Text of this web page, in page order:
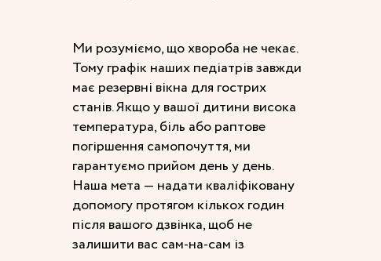
Ми розуміємо, що хвороба не чекає.
Тому графік наших педіатрів завжди
має резервні вікна для гострих
станів. Якщо у вашої дитини висока
температура, біль або раптове
погіршення самопочуття, ми
гарантуємо прийом день у день.
Наша мета — надати кваліфіковану
допомогу протягом кількох годин
після вашого дзвінка, щоб не
залишити вас сам-на-сам із